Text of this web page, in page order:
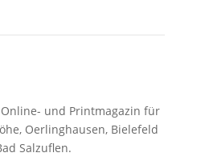
und Printmagazin für
Oerlinghausen, Bielefeld
Salzuflen.